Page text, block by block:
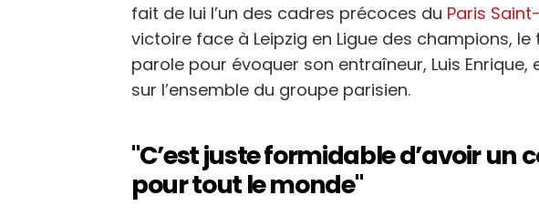
fait de lui l’un des cadres précoces du Paris
victoire face à Leipzig en Ligue des champions,
parole pour évoquer son entraîneur, Luis Enrique,
sur l’ensemble du groupe parisien.
"C’est juste formidable d’avoir un
pour tout le monde"